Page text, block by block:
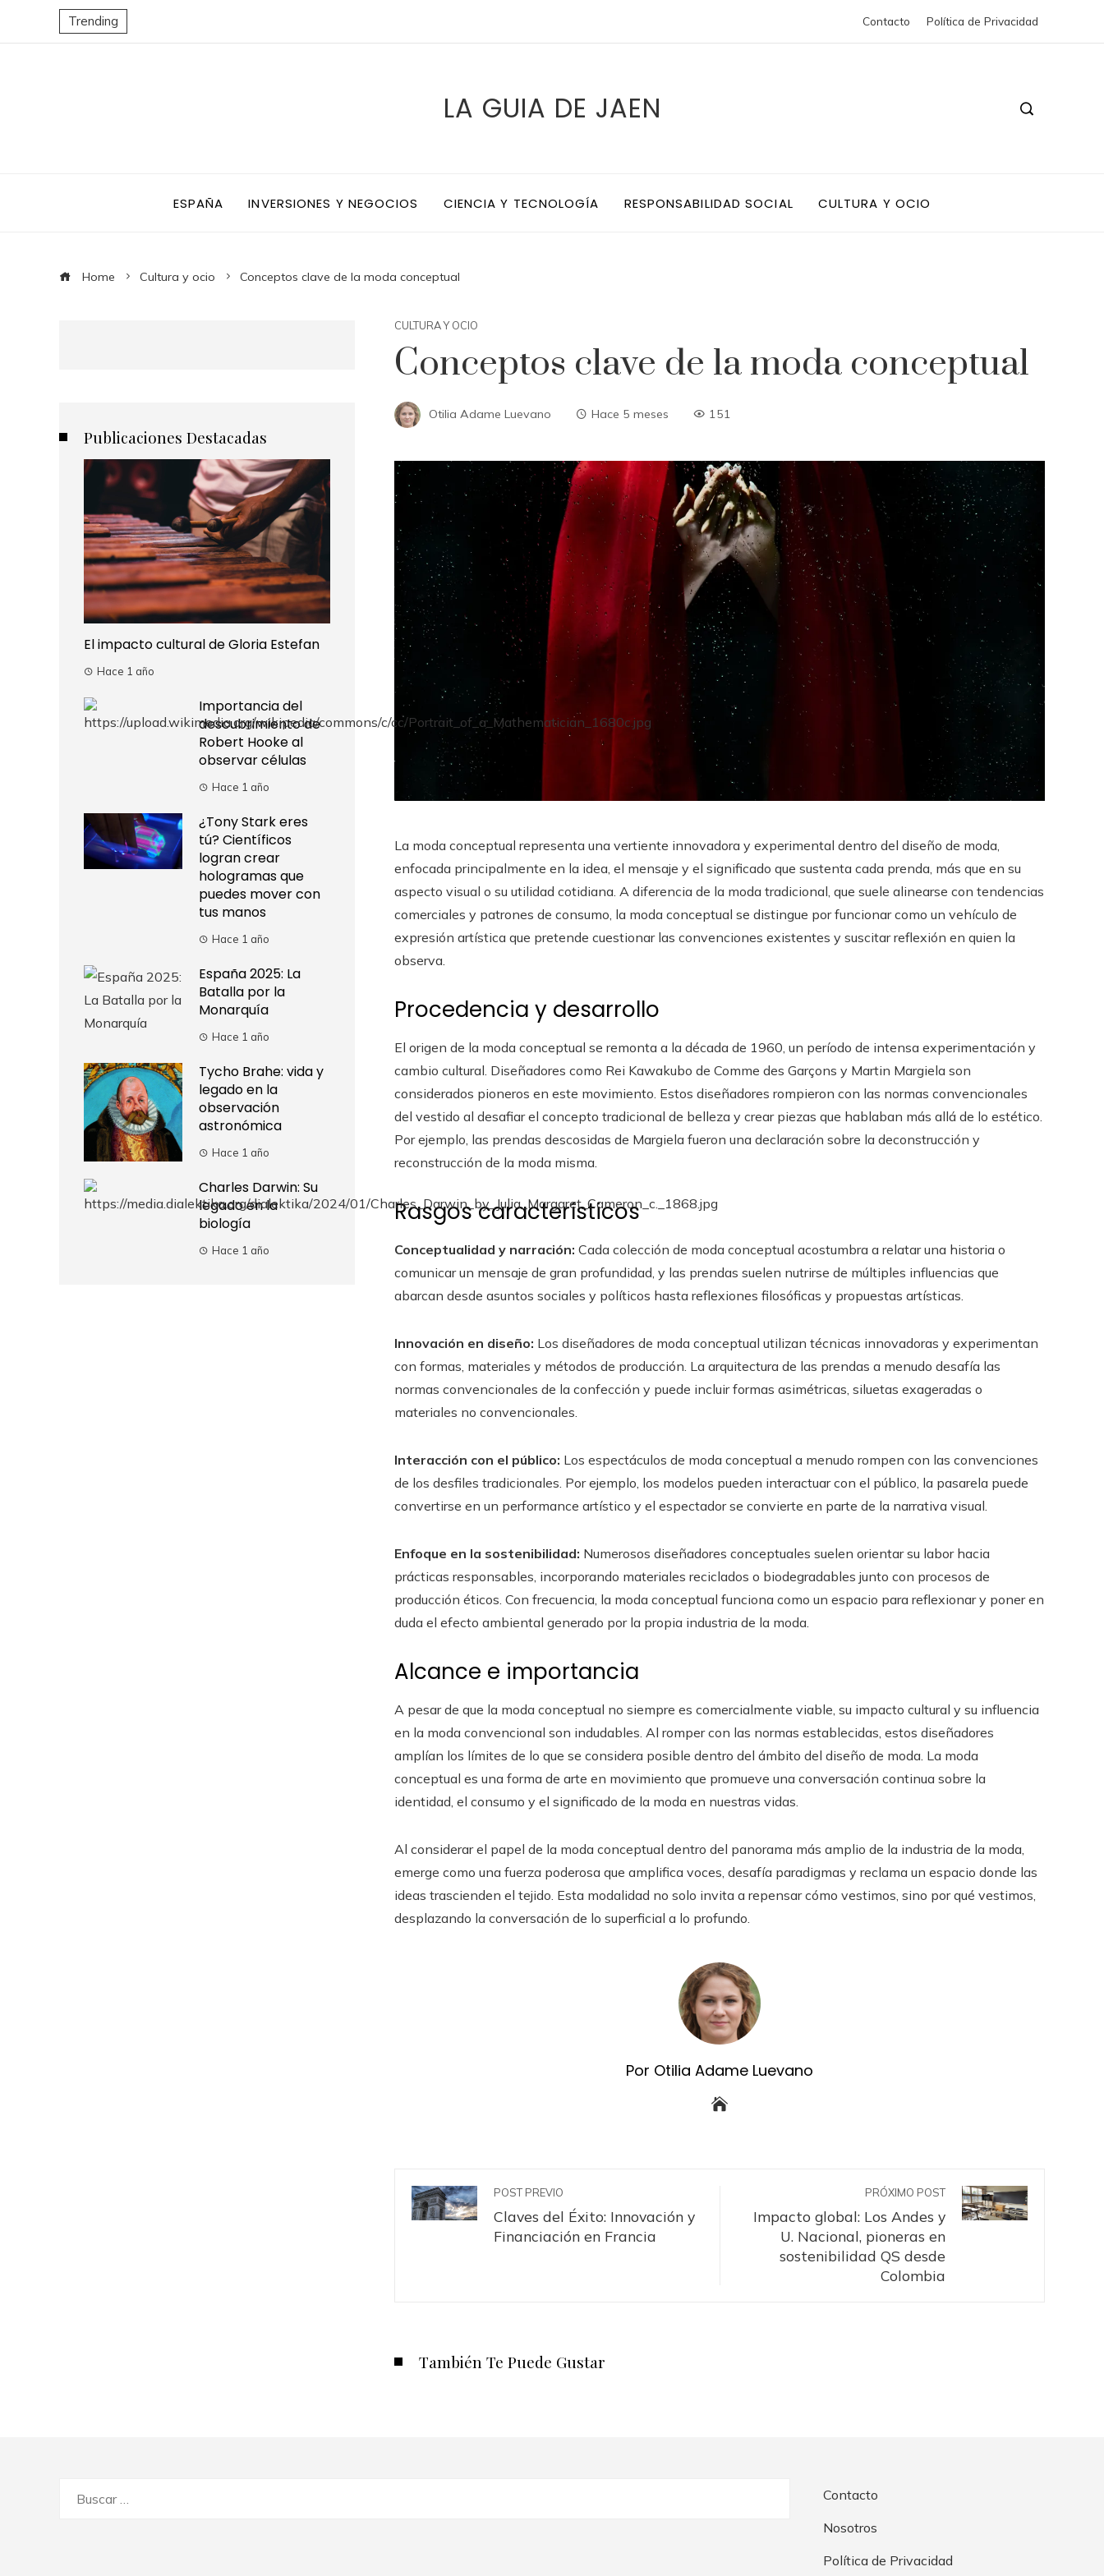
Trending Contacto Política de Privacidad
LA GUIA DE JAEN
ESPAÑA INVERSIONES Y NEGOCIOS CIENCIA Y TECNOLOGÍA RESPONSABILIDAD SOCIAL CULTURA Y OCIO
Home Cultura y ocio Conceptos clave de la moda conceptual
CULTURA Y OCIO
Conceptos clave de la moda conceptual
Otilia Adame Luevano Hace 5 meses 151
La moda conceptual representa una vertiente innovadora y experimental dentro del diseño de moda,
enfocada principalmente en la idea, el mensaje y el significado que sustenta cada prenda, más que en su
aspecto visual o su utilidad cotidiana. A diferencia de la moda tradicional, que suele alinearse con tendencias
comerciales y patrones de consumo, la moda conceptual se distingue por funcionar como un vehículo de
expresión artística que pretende cuestionar las convenciones existentes y suscitar reflexión en quien la
observa.
Procedencia y desarrollo
El origen de la moda conceptual se remonta a la década de 1960, un período de intensa experimentación y
cambio cultural. Diseñadores como Rei Kawakubo de Comme des Garçons y Martin Margiela son
considerados pioneros en este movimiento. Estos diseñadores rompieron con las normas convencionales
del vestido al desafiar el concepto tradicional de belleza y crear piezas que hablaban más allá de lo estético.
Por ejemplo, las prendas descosidas de Margiela fueron una declaración sobre la deconstrucción y
reconstrucción de la moda misma.
Rasgos característicos
Conceptualidad y narración: Cada colección de moda conceptual acostumbra a relatar una historia o
comunicar un mensaje de gran profundidad, y las prendas suelen nutrirse de múltiples influencias que
abarcan desde asuntos sociales y políticos hasta reflexiones filosóficas y propuestas artísticas.
Innovación en diseño: Los diseñadores de moda conceptual utilizan técnicas innovadoras y experimentan
con formas, materiales y métodos de producción. La arquitectura de las prendas a menudo desafía las
normas convencionales de la confección y puede incluir formas asimétricas, siluetas exageradas o
materiales no convencionales.
Interacción con el público: Los espectáculos de moda conceptual a menudo rompen con las convenciones
de los desfiles tradicionales. Por ejemplo, los modelos pueden interactuar con el público, la pasarela puede
convertirse en un performance artístico y el espectador se convierte en parte de la narrativa visual.
Enfoque en la sostenibilidad: Numerosos diseñadores conceptuales suelen orientar su labor hacia
prácticas responsables, incorporando materiales reciclados o biodegradables junto con procesos de
producción éticos. Con frecuencia, la moda conceptual funciona como un espacio para reflexionar y poner en
duda el efecto ambiental generado por la propia industria de la moda.
Alcance e importancia
A pesar de que la moda conceptual no siempre es comercialmente viable, su impacto cultural y su influencia
en la moda convencional son indudables. Al romper con las normas establecidas, estos diseñadores
amplían los límites de lo que se considera posible dentro del ámbito del diseño de moda. La moda
conceptual es una forma de arte en movimiento que promueve una conversación continua sobre la
identidad, el consumo y el significado de la moda en nuestras vidas.
Al considerar el papel de la moda conceptual dentro del panorama más amplio de la industria de la moda,
emerge como una fuerza poderosa que amplifica voces, desafía paradigmas y reclama un espacio donde las
ideas trascienden el tejido. Esta modalidad no solo invita a repensar cómo vestimos, sino por qué vestimos,
desplazando la conversación de lo superficial a lo profundo.
Por Otilia Adame Luevano
POST PREVIO
Claves del Éxito: Innovación y
Financiación en Francia
PRÓXIMO POST
Impacto global: Los Andes y
U. Nacional, pioneras en
sostenibilidad QS desde
Colombia
También Te Puede Gustar
Publicaciones Destacadas
El impacto cultural de Gloria Estefan
Hace 1 año
Importancia del
descubrimiento de
Robert Hooke al
observar células
Hace 1 año
¿Tony Stark eres
tú? Científicos
logran crear
hologramas que
puedes mover con
tus manos
Hace 1 año
España 2025: La
Batalla por la
Monarquía
Hace 1 año
Tycho Brahe: vida y
legado en la
observación
astronómica
Hace 1 año
Charles Darwin: Su
legado en la
biología
Hace 1 año
Contacto
Nosotros
Política de Privacidad